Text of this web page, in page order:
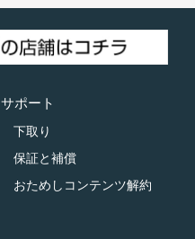
サポート
下取り
保証と補償
おためしコンテンツ解約